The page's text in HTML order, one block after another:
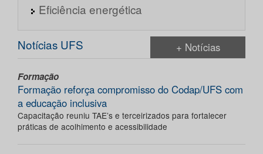
Eficiência energética
Notícias UFS + Notícias
Formação
Formação reforça compromisso do Codap/UFS com
a educação inclusiva
Capacitação reuniu TAE’s e terceirizados para fortalecer
práticas de acolhimento e acessibilidade